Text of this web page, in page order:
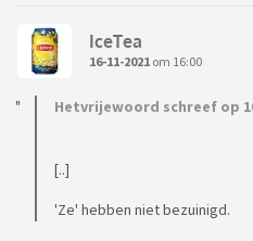
IceTea
16-11-2021 om 16:00
Hetvrijewoord schreef op
[..]
'Ze' hebben niet bezuinigd.